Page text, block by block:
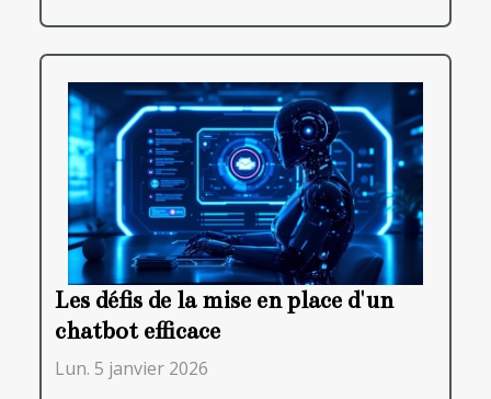
Les défis de la mise en place d'un
chatbot efficace
Lun. 5 janvier 2026